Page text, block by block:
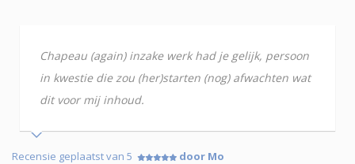
Chapeau (again) inzake werk had je gelijk, persoon
in kwestie die zou (her)starten (nog) afwachten wat
dit voor mij inhoud.
Recensie geplaatst van 5
door Mo